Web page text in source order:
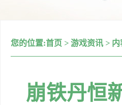
您的位置:首页 > 游戏资讯 > 内
崩铁丹恒